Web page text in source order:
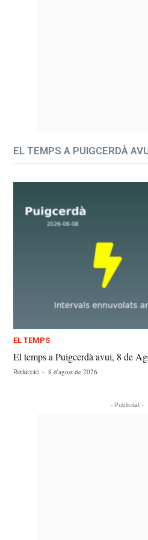
EL TEMPS A PUIGCERDÀ
EL TEMPS
El temps a Puigcerdà avui, 8 de
Redacció - 8 d'agost de 2026
- Publicitat -